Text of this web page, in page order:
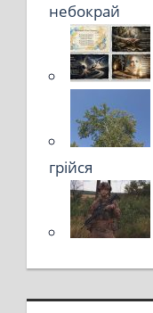
небокрай
грійся